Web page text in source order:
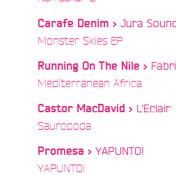
Carafe Denim > Jura
Monster Skies EP/
Running On The Nile >
Mediterranean Africa/
Castor MacDavid > L'Eclair
Sauropoda/
Promesa > YAPUNTO!
YAPUNTO!